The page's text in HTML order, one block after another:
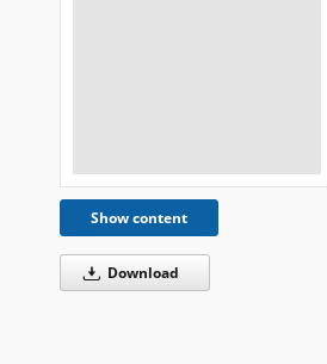
Show content
Download